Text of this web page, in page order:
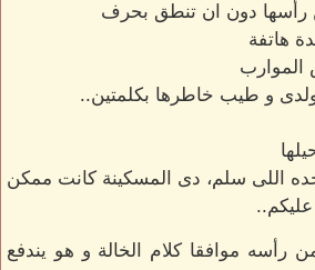
رأسها دون ان تنطق بحرف
هاتفة
الموارب
ولدى و طيب خاطرها بكلمتين..
اللى سلم، دى المسكينة كانت ممكن
عليكم..
من رأسه موافقا كلام الخالة و هو يندفع